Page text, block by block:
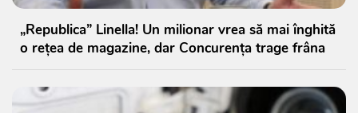
„Republica” Linella! Un milionar vrea să mai înghită
o rețea de magazine, dar Concurența trage frâna